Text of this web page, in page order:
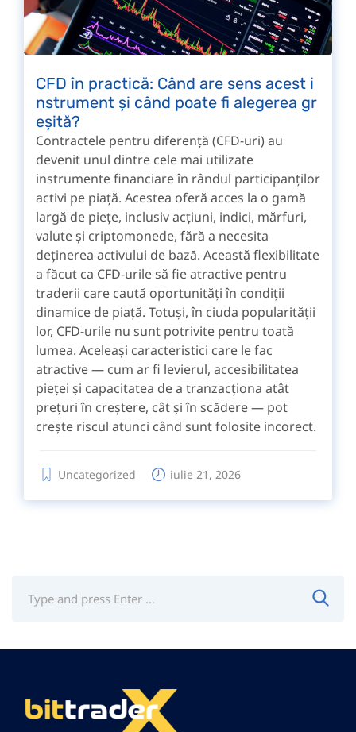
CFD în practică: Când are sens acest i
nstrument și când poate fi alegerea gr
eșită?
Contractele pentru diferență (CFD-uri) au
devenit unul dintre cele mai utilizate
instrumente financiare în rândul participanților
activi pe piață. Acestea oferă acces la o gamă
largă de piețe, inclusiv acțiuni, indici, mărfuri,
valute și criptomonede, fără a necesita
deținerea activului de bază. Această flexibilitate
a făcut ca CFD-urile să fie atractive pentru
traderii care caută oportunități în condiții
dinamice de piață. Totuși, în ciuda popularității
lor, CFD-urile nu sunt potrivite pentru toată
lumea. Aceleași caracteristici care le fac
atractive — cum ar fi levierul, accesibilitatea
pieței și capacitatea de a tranzacționa atât
prețuri în creștere, cât și în scădere — pot
crește riscul atunci când sunt folosite incorect.
Uncategorized iulie 21, 2026